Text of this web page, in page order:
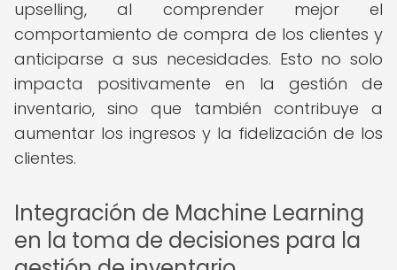
upselling, al comprender mejor el
comportamiento de compra de los clientes y
anticiparse a sus necesidades. Esto no solo
impacta positivamente en la gestión de
inventario, sino que también contribuye a
aumentar los ingresos y la fidelización de los
clientes.
Integración de Machine Learning
en la toma de decisiones para la